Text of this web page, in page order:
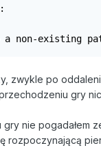
non-existing
zwykle po
gry nic
nie pogadałem
rozpoczynającą